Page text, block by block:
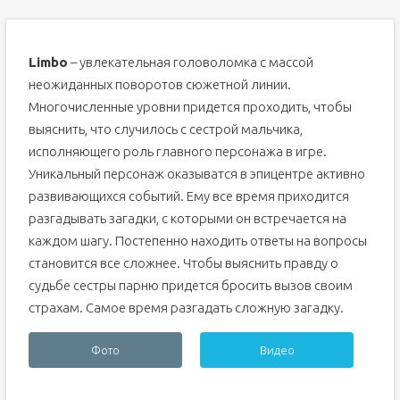
Limbo – увлекательная головоломка с массой
неожиданных поворотов сюжетной линии.
Многочисленные уровни придется проходить, чтобы
выяснить, что случилось с сестрой мальчика,
исполняющего роль главного персонажа в игре.
Уникальный персонаж оказыватся в эпицентре активно
развивающихся событий. Ему все время приходится
разгадывать загадки, с которыми он встречается на
каждом шагу. Постепенно находить ответы на вопросы
становится все сложнее. Чтобы выяснить правду о
судьбе сестры парню придется бросить вызов своим
страхам. Самое время разгадать сложную загадку.
Фото Видео